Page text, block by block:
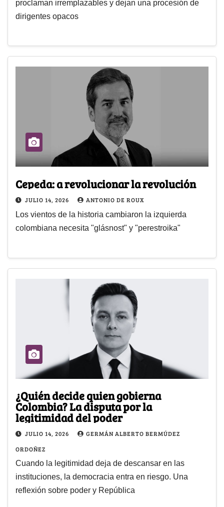
proclaman irremplazables y dejan una procesión de
dirigentes opacos
Cepeda: a revolucionar la revolución
JULIO 14, 2026 ANTONIO DE ROUX
Los vientos de la historia cambiaron la izquierda
colombiana necesita "glásnost" y "perestroika"
¿Quién decide quien gobierna
Colombia? La disputa por la
legitimidad del poder
JULIO 14, 2026
GERMÁN ALBERTO BERMÚDEZ
ORDOÑEZ
Cuando la legitimidad deja de descansar en las
instituciones, la democracia entra en riesgo. Una
reflexión sobre poder y República